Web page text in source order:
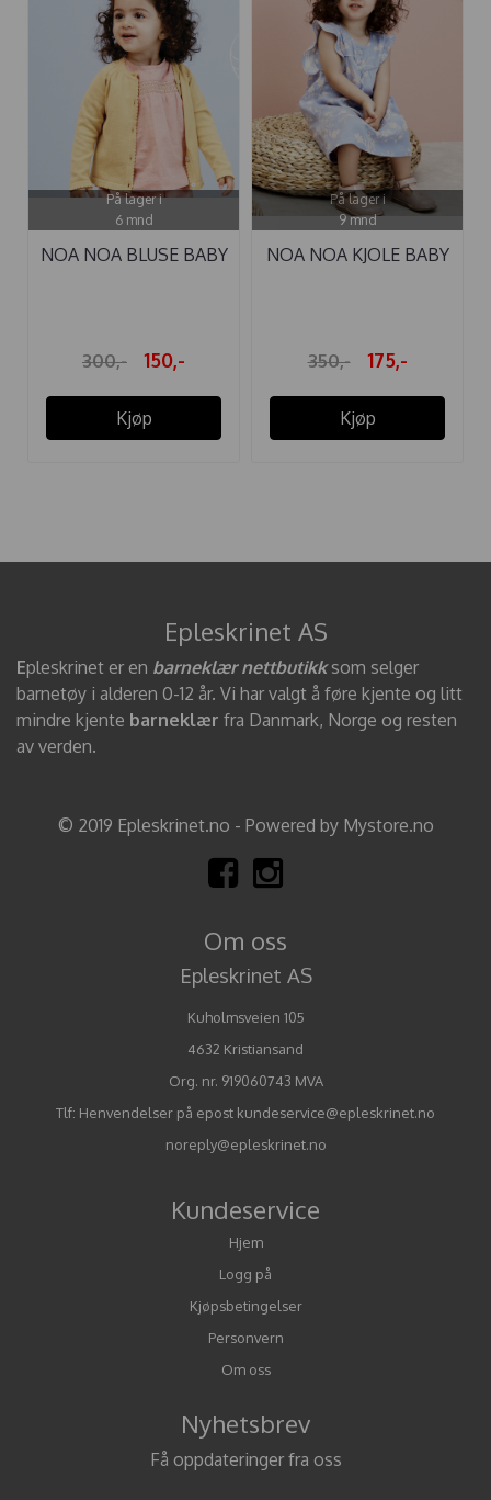
På lager i
6 mnd
NOA NOA BLUSE BABY
300,- 150,-
Kjøp
På lager i
9 mnd
NOA NOA KJOLE BABY
350,- 175,-
Kjøp
Epleskrinet AS
Epleskrinet er en barneklær nettbutikksom selger
barnetøy i alderen 0-12 år. Vi har valgt å føre kjente og litt
mindre kjente barneklær fra Danmark, Norge og resten
av verden.
© 2019 Epleskrinet.no - Powered by Mystore.no
Om oss
Epleskrinet AS
Kuholmsveien 105
4632 Kristiansand
Org. nr. 919060743 MVA
Tlf: Henvendelser på epost kundeservice@epleskrinet.no
noreply@epleskrinet.no
Kundeservice
Hjem
Logg på
Kjøpsbetingelser
Personvern
Om oss
Nyhetsbrev
Få oppdateringer fra oss